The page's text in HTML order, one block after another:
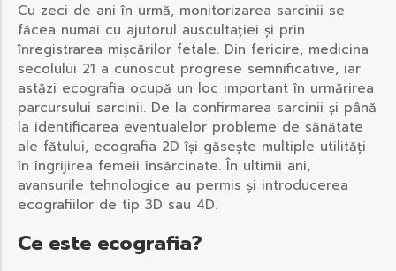
Cu zeci de ani în urmă, monitorizarea sarcinii se
făcea numai cu ajutorul auscultației și prin
înregistrarea mișcărilor fetale. Din fericire, medicina
secolului 21 a cunoscut progrese semnificative, iar
astăzi ecografia ocupă un loc important în urmărirea
parcursului sarcinii. De la confirmarea sarcinii și până
la identificarea eventualelor probleme de sănătate
ale fătului, ecografia 2D își găsește multiple utilități
în îngrijirea femeii însărcinate. În ultimii ani,
avansurile tehnologice au permis și introducerea
ecografiilor de tip 3D sau 4D.
Ce este ecografia?